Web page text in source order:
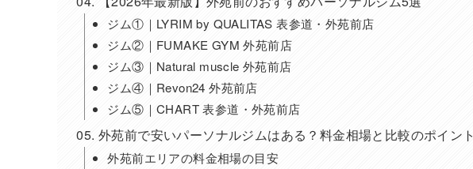
ジム①｜LYRIM by QUALITAS 表参道・外苑前店
ジム②｜FUMAKE GYM 外苑前店
ジム③｜Natural muscle 外苑前店
ジム④｜Revon24 外苑前店
ジム⑤｜CHART 表参道・外苑前店
外苑前で安いパーソナルジムはある？料金相場と比較のポイント
外苑前エリアの料金相場の目安